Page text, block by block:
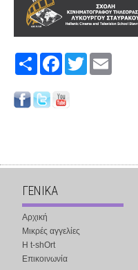
Share FacebookTwitter
ΓΕΝΙΚΑ
Αρχική
Μικρές αγγελίες
Η t-shOrt
Επικοινωνία